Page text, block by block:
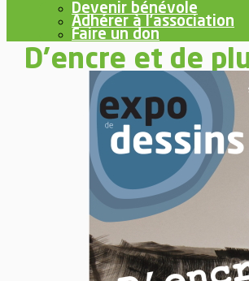
Devenir bénévole
Adhérer à l’association
Faire un don
D’encre et de